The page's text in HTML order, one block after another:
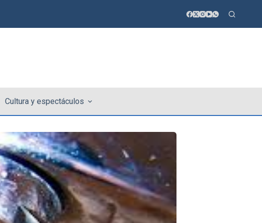
Cultura y espectáculos